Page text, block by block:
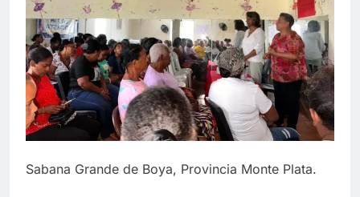
Sabana Grande de Boya, Provincia Monte Plata.